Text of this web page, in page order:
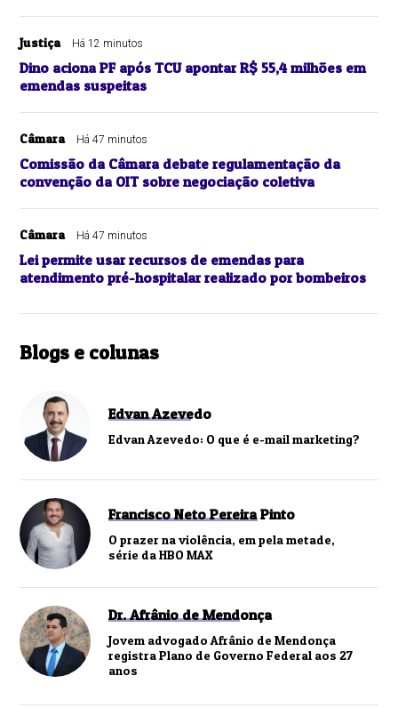
Justiça Há 12 minutos
Dino aciona PF após TCU apontar R$ 55,4 milhões em
emendas suspeitas
Câmara Há 47 minutos
Comissão da Câmara debate regulamentação da
convenção da OIT sobre negociação coletiva
Câmara Há 47 minutos
Lei permite usar recursos de emendas para
atendimento pré-hospitalar realizado por bombeiros
Blogs e colunas
Edvan Azevedo
Edvan Azevedo: O que é e-mail marketing?
Francisco Neto Pereira Pinto
O prazer na violência, em pela metade,
série da HBO MAX
Dr. Afrânio de Mendonça
Jovem advogado Afrânio de Mendonça
registra Plano de Governo Federal aos 27
anos